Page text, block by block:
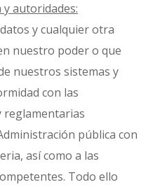
autoridades:
y cualquier otra
nuestro poder o que
nuestros sistemas y
con las
reglamentarias
pública con
así como a las
Todo ello